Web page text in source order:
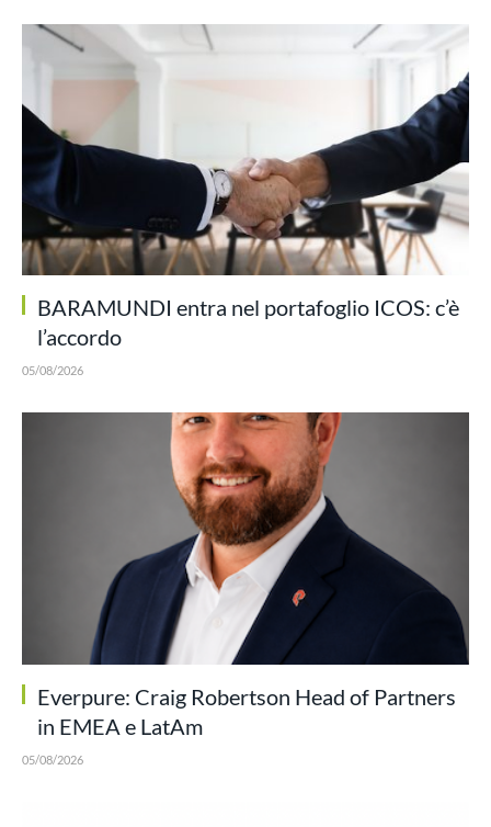
BARAMUNDI entra nel portafoglio ICOS: c’è
l’accordo
05/08/2026
Everpure: Craig Robertson Head of Partners
in EMEA e LatAm
05/08/2026